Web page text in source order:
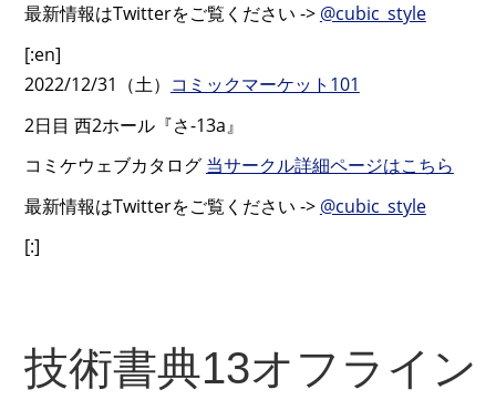
最新情報はTwitterをご覧ください -> @cubic_style
[:en]
2022/12/31（土） コミックマーケット101
2日目 西2ホール『さ-13a』
コミケウェブカタログ 当サークル詳細ページはこちら
最新情報はTwitterをご覧ください -> @cubic_style
[:]
技術書典13オフライン